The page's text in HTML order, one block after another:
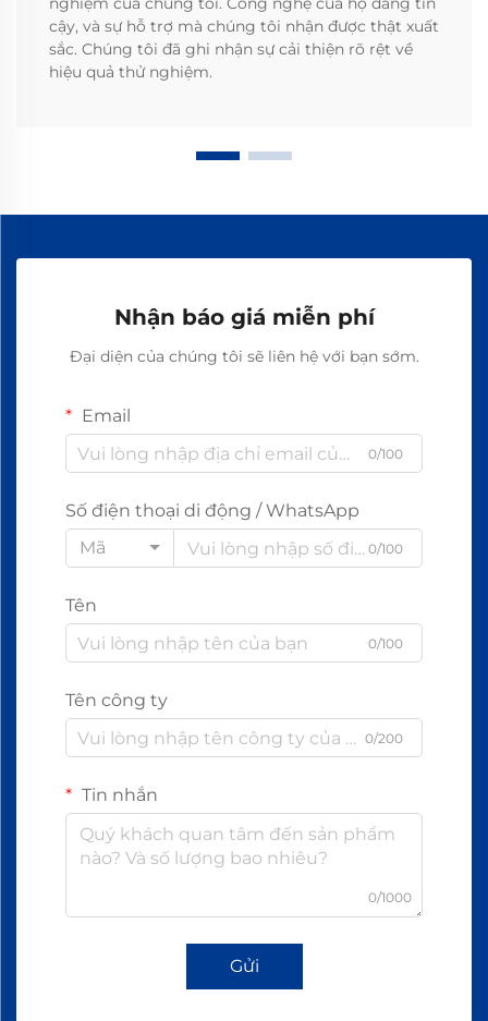
cậy, và sự hỗ trợ mà chúng tôi nhận được thật xuất
sắc. Chúng tôi đã ghi nhận sự cải thiện rõ rệt về
hiệu quả thử nghiệm.
Nhận báo giá miễn phí
Đại diện của chúng tôi sẽ liên hệ với bạn sớm.
Email
0/100
Số điện thoại di động / WhatsApp
Mã
0/100
Tên
0/100
Tên công ty
0/200
Tin nhắn
0/1000
Gửi